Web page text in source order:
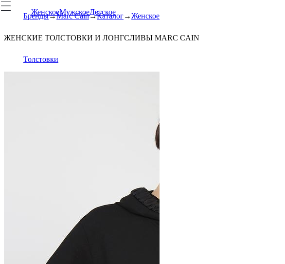
ЖенскоеМужскоеДетское
Бренды Marc Cain Каталог Женское
ЖЕНСКИЕ ТОЛСТОВКИ И ЛОНГСЛИВЫ MARC CAIN
Толстовки